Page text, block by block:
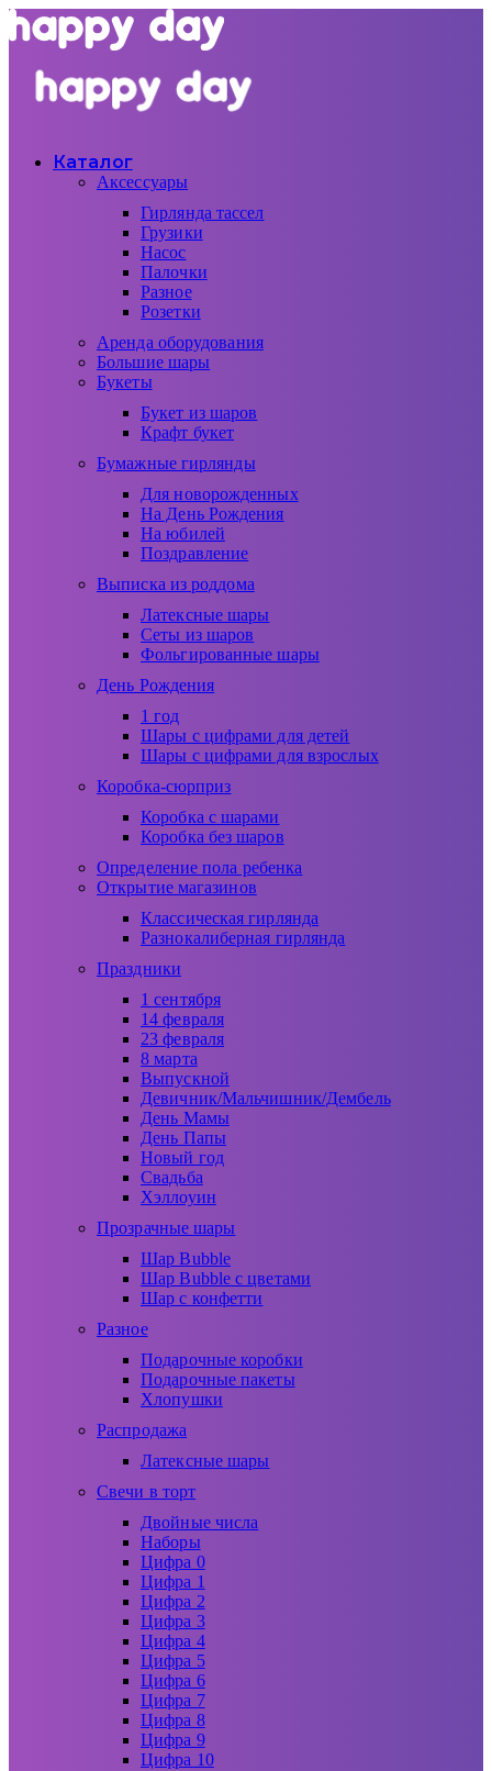
Каталог
Аксессуары
Гирлянда тассел
Грузики
Насос
Палочки
Разное
Розетки
Аренда оборудования
Большие шары
Букеты
Букет из шаров
Крафт букет
Бумажные гирлянды
Для новорожденных
На День Рождения
На юбилей
Поздравление
Выписка из роддома
Латексные шары
Сеты из шаров
Фольгированные шары
День Рождения
1 год
Шары с цифрами для детей
Шары с цифрами для взрослых
Коробка-сюрприз
Коробка с шарами
Коробка без шаров
Определение пола ребенка
Открытие магазинов
Классическая гирлянда
Разнокалиберная гирлянда
Праздники
1 сентября
14 февраля
23 февраля
8 марта
Выпускной
Девичник/Мальчишник/Дембель
День Мамы
День Папы
Новый год
Свадьба
Хэллоуин
Прозрачные шары
Шар Bubble
Шар Bubble с цветами
Шар с конфетти
Разное
Подарочные коробки
Подарочные пакеты
Хлопушки
Распродажа
Латексные шары
Свечи в торт
Двойные числа
Наборы
Цифра 0
Цифра 1
Цифра 2
Цифра 3
Цифра 4
Цифра 5
Цифра 6
Цифра 7
Цифра 8
Цифра 9
Цифра 10